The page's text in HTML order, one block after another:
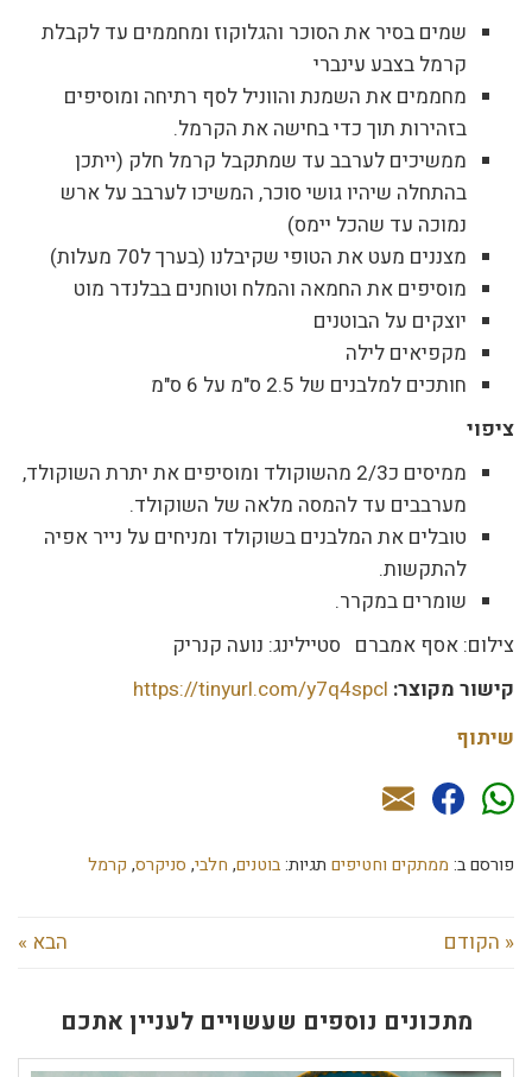
שמים בסיר את הסוכר והגלוקוז ומחממים עד לקבלת
קרמל בצבע עינברי
מחממים את השמנת והווניל לסף רתיחה ומוסיפים
בזהירות תוך כדי בחישה את הקרמל.
ממשיכים לערבב עד שמתקבל קרמל חלק (ייתכן
בהתחלה שיהיו גושי סוכר, המשיכו לערבב על ארש
נמוכה עד שהכל יימס)
מצננים מעט את הטופי שקיבלנו (בערך ל70 מעלות)
מוסיפים את החמאה והמלח וטוחנים בבלנדר מוט
יוצקים על הבוטנים
מקפיאים לילה
חותכים למלבנים של 2.5 ס"מ על 6 ס"מ
ציפוי
ממיסים כ2/3 מהשוקולד ומוסיפים את יתרת השוקולד,
מערבבים עד להמסה מלאה של השוקולד.
טובלים את המלבנים בשוקולד ומניחים על נייר אפיה
להתקשות.
שומרים במקרר.
צילום: אסף אמברם סטיילינג: נועה קנריק
קישור מקוצר: https://tinyurl.com/y7q4spcl
שיתוף
פורסם ב: ממתקים וחטיפים תגיות:בוטנים, חלבי, סניקרס, קרמל
« הקודם הבא »
מתכונים נוספים שעשויים לעניין אתכם